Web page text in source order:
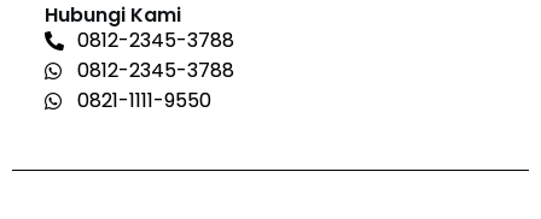
Hubungi Kami
0812-2345-3788
0812-2345-3788
0821-1111-9550